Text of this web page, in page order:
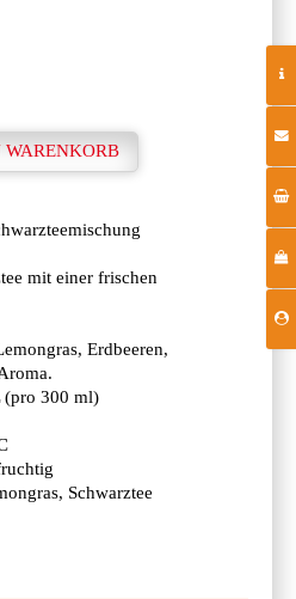
mit einer frischen
Erdbeeren,
(pro 300 ml)
Schwarztee